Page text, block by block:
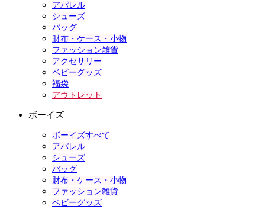
アパレル
シューズ
バッグ
財布・ケース・小物
ファッション雑貨
アクセサリー
ベビーグッズ
福袋
アウトレット
ボーイズ
ボーイズすべて
アパレル
シューズ
バッグ
財布・ケース・小物
ファッション雑貨
ベビーグッズ